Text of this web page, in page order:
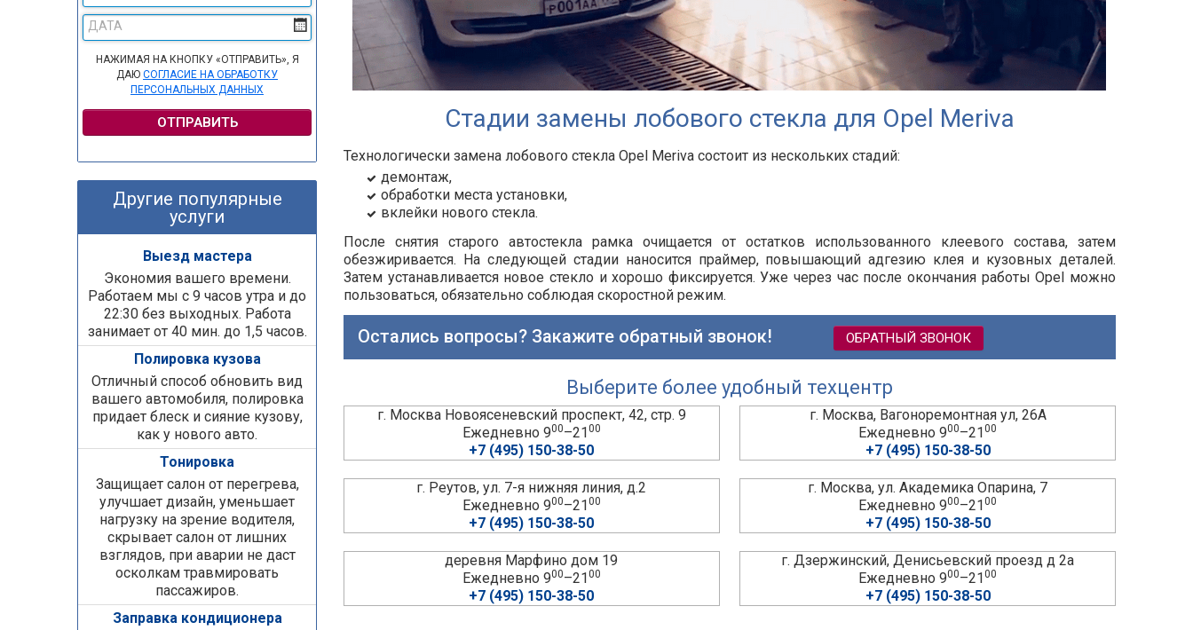
ДАТА
НАЖИМАЯ НА КНОПКУ «ОТПРАВИТЬ», Я
ДАЮ СОГЛАСИЕ НА ОБРАБОТКУ
ПЕРСОНАЛЬНЫХ ДАННЫХ
ОТПРАВИТЬ
Другие популярные
услуги
Выезд мастера
Экономия вашего времени.
Работаем мы с 9 часов утра и до
22:30 без выходных. Работа
занимает от 40 мин. до 1,5 часов.
Полировка кузова
Отличный способ обновить вид
вашего автомобиля, полировка
придает блеск и сияние кузову,
как у нового авто.
Тонировка
Защищает салон от перегрева,
улучшает дизайн, уменьшает
нагрузку на зрение водителя,
скрывает салон от лишних
взглядов, при аварии не даст
осколкам травмировать
пассажиров.
Заправка кондиционера
Стадии замены лобового стекла для Opel Meriva
Технологически замена лобового стекла Opel Meriva состоит из нескольких стадий:
демонтаж,
обработки места установки,
вклейки нового стекла.
После снятия старого автостекла рамка очищается от остатков использованного клеевого состава, затем
обезжиривается. На следующей стадии наносится праймер, повышающий адгезию клея и кузовных деталей.
Затем устанавливается новое стекло и хорошо фиксируется. Уже через час после окончания работы Opel можно
пользоваться, обязательно соблюдая скоростной режим.
Остались вопросы? Закажите обратный звонок! ОБРАТНЫЙ ЗВОНОК
Выберите более удобный техцентр
г. Москва Новоясеневский проспект, 42, стр. 9
Ежедневно 900–2100
+7 (495) 150-38-50
г. Москва, Вагоноремонтная ул, 26А
Ежедневно 900–2100
+7 (495) 150-38-50
г. Реутов, ул. 7-я нижняя линия, д.2
Ежедневно 900–2100
+7 (495) 150-38-50
г. Москва, ул. Академика Опарина, 7
Ежедневно 900–2100
+7 (495) 150-38-50
деревня Марфино дом 19
Ежедневно 900–2100
+7 (495) 150-38-50
г. Дзержинский, Денисьевский проезд д 2а
Ежедневно 900–2100
+7 (495) 150-38-50